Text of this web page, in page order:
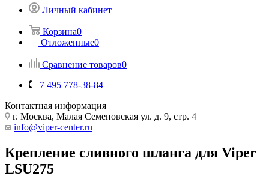
Личный кабинет
Корзина0
Отложенные0
Сравнение товаров0
+7 495 778-38-84
Контактная информация
г. Москва, Малая Семеновская ул. д. 9, стр. 4
info@viper-center.ru
Крепление сливного шланга для Viper
LSU275